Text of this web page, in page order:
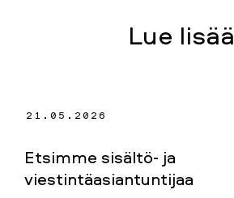
Lue lisää
21.05.2026
Etsimme sisältö- ja
viestintäasiantuntijaa